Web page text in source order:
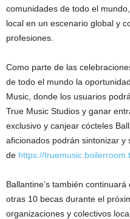
comunidades de todo el
local en un escenario global y
profesiones.
Como parte de las
de todo el mundo la
Music, donde los usuarios
True Music Studios y ganar
exclusivo y canjear cócteles
aficionados podrán sintonizar y
de https://
Ballantine’s también
otras 10 becas durante el
organizaciones y colectivos